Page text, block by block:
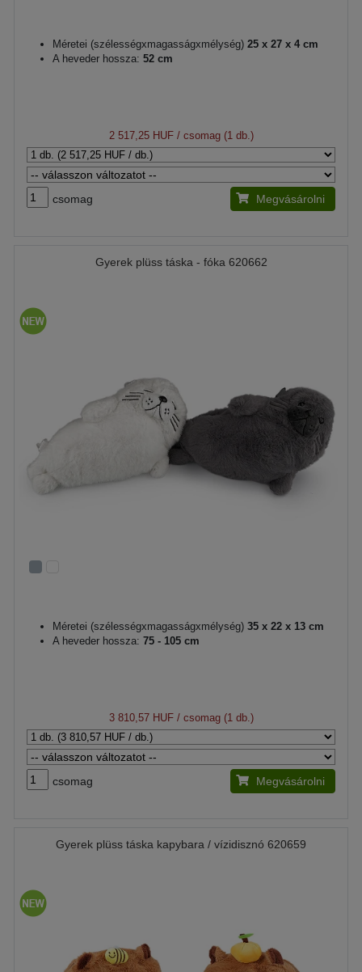
Méretei (szélességxmagasságxmélység) 25 x 27 x 4 cm
A heveder hossza: 52 cm
2 517,25 HUF/ csomag (1 db.)
csomag Megvásárolni
Gyerek plüss táska - fóka 620662
Méretei (szélességxmagasságxmélység) 35 x 22 x 13 cm
A heveder hossza: 75 - 105 cm
3 810,57 HUF/ csomag (1 db.)
csomag Megvásárolni
Gyerek plüss táska kapybara / vízidisznó 620659